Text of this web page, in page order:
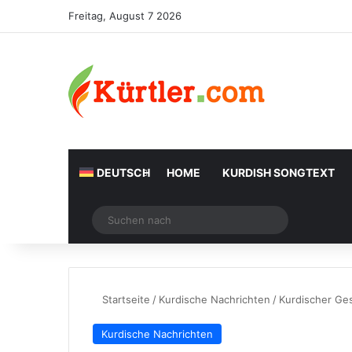
Freitag, August 7 2026
DEUTSCH HOME KURDISH SONGTEXT
Zufälliger Artikel
nach
Startseite / Kurdische Nachrichten / Kurdischer
Kurdische Nachrichten